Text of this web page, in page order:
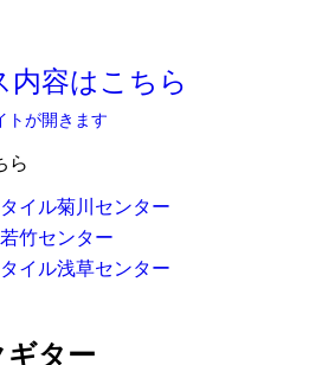
内容はこちら
トが開きます
ら
イル菊川センター
若竹センター
イル浅草センター
ター